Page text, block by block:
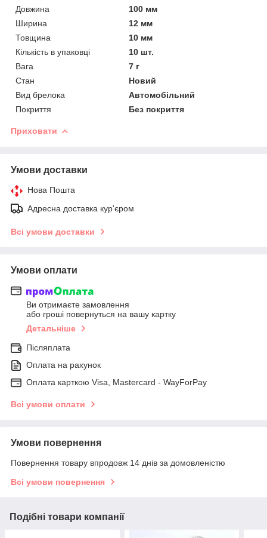
Довжина
100 мм
Ширина
12 мм
Товщина
10 мм
Кількість в упаковці
10 шт.
Вага
7 г
Стан
Новий
Вид брелока
Автомобільний
Покриття
Без покриття
Приховати
Умови доставки
Нова Пошта
Адресна доставка кур'єром
Всі умови доставки
Умови оплати
Ви отримаєте замовлення
або гроші повернуться на вашу картку
Детальніше
Післяплата
Оплата на рахунок
Оплата карткою Visa, Mastercard - WayForPay
Всі умови оплати
Умови повернення
Повернення товару впродовж 14 днів за домовленістю
Всі умови повернення
Подібні товари компанії